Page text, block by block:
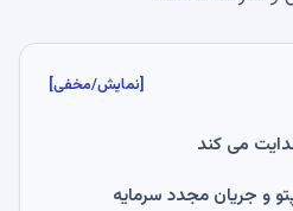
[نمایش/مخفی]
و جریان مجدد سرمایه